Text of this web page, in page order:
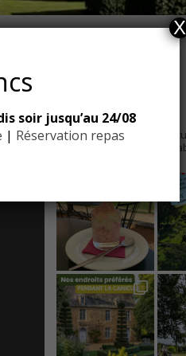
EYRIGNAC
10 hectares de
- Jardin
soir jusqu’au 24/08
| Réservation repas
X